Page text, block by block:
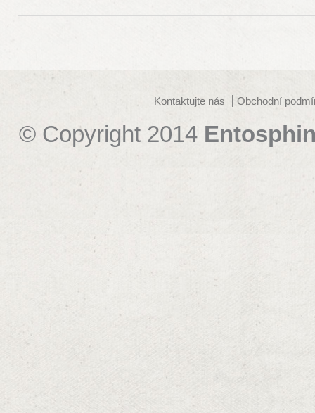
Kontaktujte nás Obchodní
© Copyright 2014